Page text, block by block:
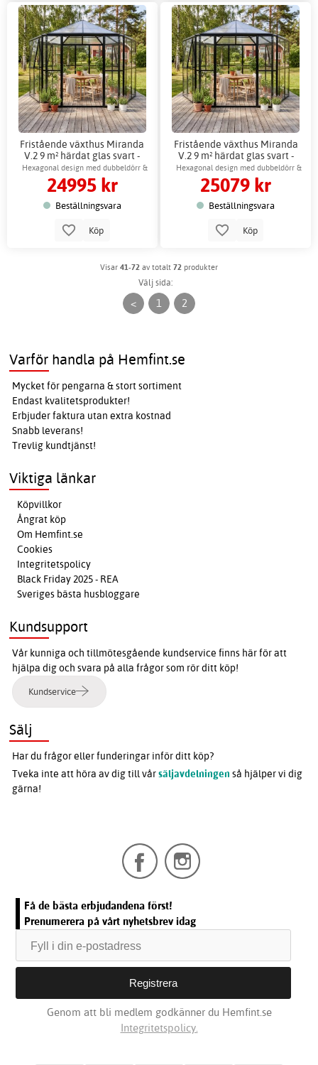
Fristående växthus Miranda
V.2 9 m² härdat glas svart -
Gardeney
Hexagonal design med dubbeldörr &
ventilation
24995 kr
Beställningsvara
Köp
Fristående växthus Miranda
V.2 9 m² härdat glas svart -
Gardeney + Växthustillbehör
Hexagonal design med dubbeldörr &
ventilation
25079 kr
Beställningsvara
Köp
Visar 41-72 av totalt 72 produkter
Välj sida:
< 1 2
Varför handla på Hemfint.se
Mycket för pengarna & stort sortiment
Endast kvalitetsprodukter!
Erbjuder faktura utan extra kostnad
Snabb leverans!
Trevlig kundtjänst!
Viktiga länkar
Köpvillkor
Ångrat köp
Om Hemfint.se
Cookies
Integritetspolicy
Black Friday 2025 - REA
Sveriges bästa husbloggare
Kundsupport
Vår kunniga och tillmötesgående kundservice finns här för att
hjälpa dig och svara på alla frågor som rör ditt köp!
Kundservice
Sälj
Har du frågor eller funderingar inför ditt köp?
Tveka inte att höra av dig till vårsäljavdelningen så hjälper vi dig
gärna!
Få de bästa erbjudandena först!
Prenumerera på vårt nyhetsbrev idag
Genom att bli medlem godkänner du Hemfint.se
Integritetspolicy.